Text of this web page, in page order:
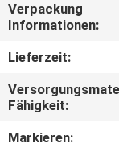
BITTE UM
EIN
SITEMAP
Verpackung
Informationen:
Lieferzeit:
Fähigkeit:
Markieren: